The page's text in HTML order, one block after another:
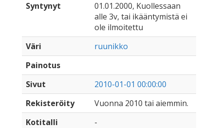
Syntynyt
01.01.2000, Kuollessaan
alle 3v, tai ikääntymistä ei
ole ilmoitettu
Väri
ruunikko
Painotus
Sivut
2010-01-01 00:00:00
Rekisteröity
Vuonna 2010 tai aiemmin.
Kotitalli
-